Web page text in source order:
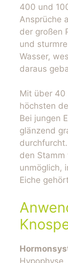
400 und
Ansprüche
der großen
und
Wasser,
daraus
Mit über 40
höchsten
Bei jungen
glänzend
den Stamm
unmöglich,
Eiche